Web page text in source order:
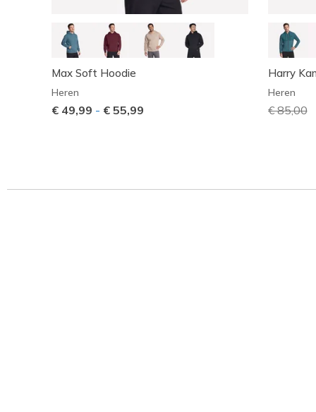
Max Soft Hoodie
Heren
€ 49,99 - € 55,99
Harry
Heren
Prijs
€ 85,00